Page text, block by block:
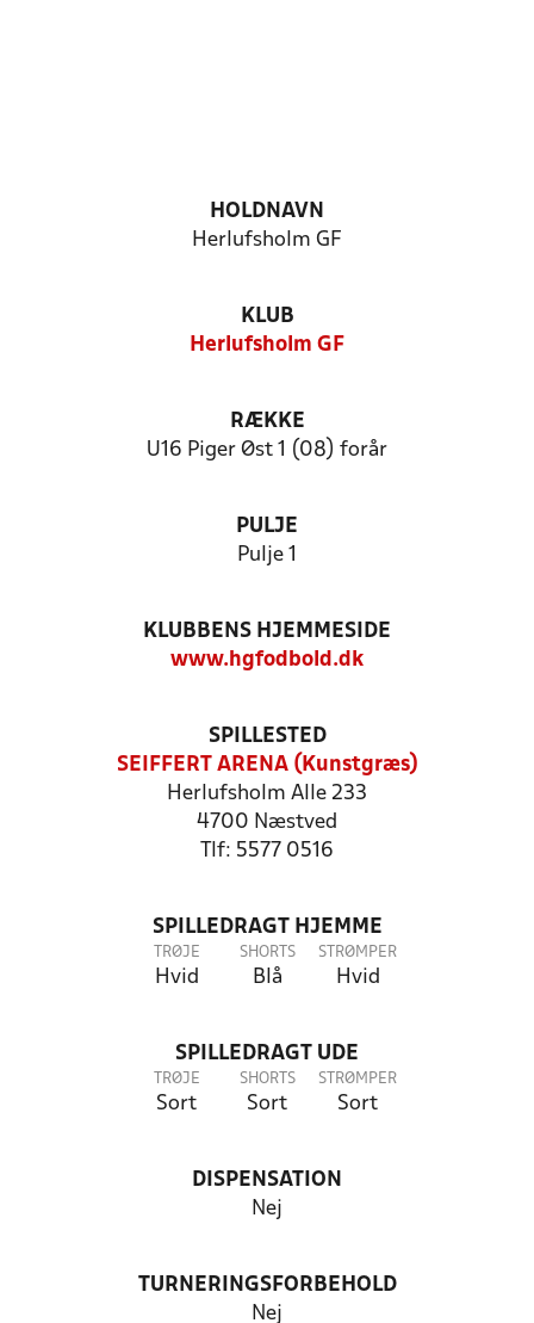
HOLDNAVN
Herlufsholm GF
KLUB
Herlufsholm GF
RÆKKE
U16 Piger Øst 1 (08) forår
PULJE
Pulje 1
KLUBBENS HJEMMESIDE
www.hgfodbold.dk
SPILLESTED
SEIFFERT ARENA (Kunstgræs)
Herlufsholm Alle 233
4700 Næstved
Tlf: 5577 0516
SPILLEDRAGT HJEMME
TRØJE
Hvid
SHORTS
Blå
STRØMPER
Hvid
SPILLEDRAGT UDE
TRØJE
Sort
SHORTS
Sort
STRØMPER
Sort
DISPENSATION
Nej
TURNERINGSFORBEHOLD
Nej